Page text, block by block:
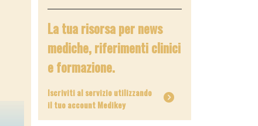
La tua risorsa per news
mediche, riferimenti clinici
e formazione.
Iscriviti al servizio utilizzando
il tuo account Medikey